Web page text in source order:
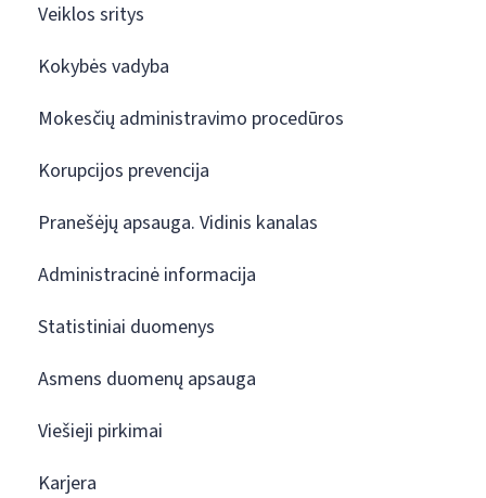
Veiklos sritys
Kokybės vadyba
Mokesčių administravimo procedūros
Korupcijos prevencija
Pranešėjų apsauga. Vidinis kanalas
Administracinė informacija
Statistiniai duomenys
Asmens duomenų apsauga
Viešieji pirkimai
Karjera